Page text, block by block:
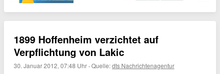
1899 Hoffenheim verzichtet auf
Verpflichtung von Lakic
30. Januar 2012, 07:48 Uhr ·Quelle:dts Nachrichtenagentur